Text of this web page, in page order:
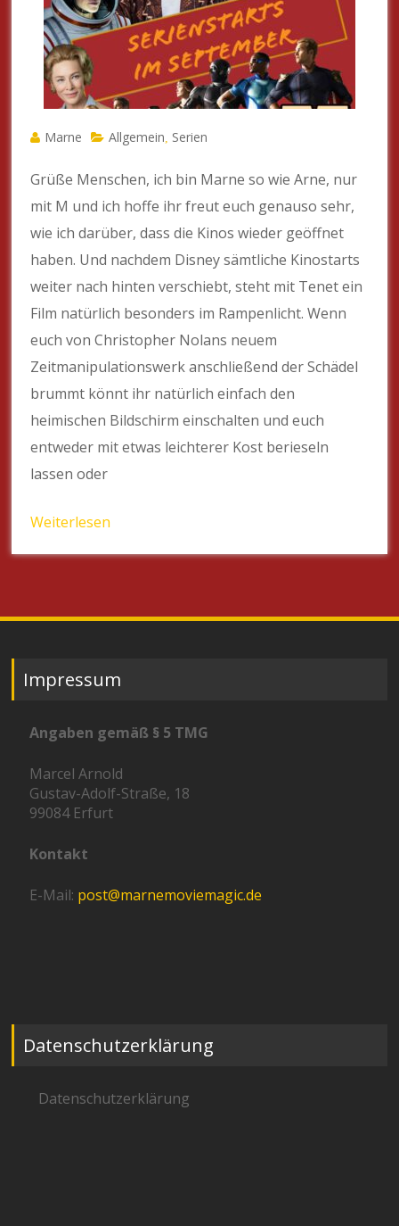
Marne Allgemein Serien
Grüße Menschen, ich bin Marne so wie Arne, nur
mit M und ich hoffe ihr freut euch genauso sehr,
wie ich darüber, dass die Kinos wieder geöffnet
haben. Und nachdem Disney sämtliche Kinostarts
weiter nach hinten verschiebt, steht mit Tenet ein
Film natürlich besonders im Rampenlicht. Wenn
euch von Christopher Nolans neuem
Zeitmanipulationswerk anschließend der Schädel
brummt könnt ihr natürlich einfach den
heimischen Bildschirm einschalten und euch
entweder mit etwas leichterer Kost berieseln
lassen oder
Weiterlesen
Impressum
Angaben gemäß § 5 TMG
Marcel Arnold
Gustav-Adolf-Straße, 18
99084 Erfurt
Kontakt
E-Mail: post@marnemoviemagic.de
Datenschutzerklärung
Datenschutzerklärung